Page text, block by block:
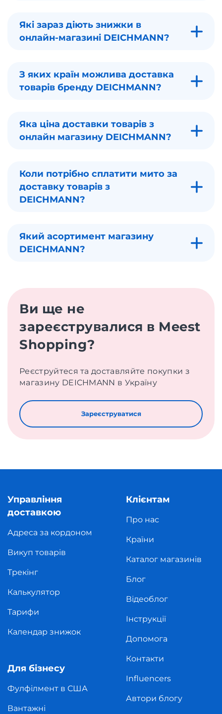
Які зараз діють знижки в
онлайн-магазині DEICHMANN?
З яких країн можлива доставка
товарів бренду DEICHMANN?
Яка ціна доставки товарів з
онлайн магазину DEICHMANN?
Коли потрібно сплатити мито за
доставку товарів з
DEICHMANN?
Який асортимент магазину
DEICHMANN?
Ви ще не
зареєструвалися в Meest
Shopping?
Реєструйтеся та доставляйте покупки з
магазину DEICHMANN в Україну
Зареєструватися
Управління
доставкою
Адреса за кордоном
Викуп товарів
Трекінг
Калькулятор
Тарифи
Календар знижок
Для бізнесу
Фулфілмент в США
Вантажні
Клієнтам
Про нас
Країни
Каталог магазинів
Блог
Відеоблог
Інструкції
Допомога
Контакти
Influencers
Автори блогу